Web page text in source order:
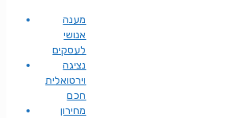
מענה
אנושי
לעסקים
נציגה
וירטואלית
חכם
מחירון